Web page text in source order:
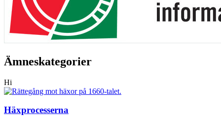
Ämneskategorier
Hi
Häxprocesserna